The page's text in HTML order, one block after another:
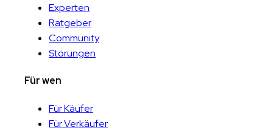
Experten
Ratgeber
Community
Störungen
Für wen
Für Käufer
Für Verkäufer